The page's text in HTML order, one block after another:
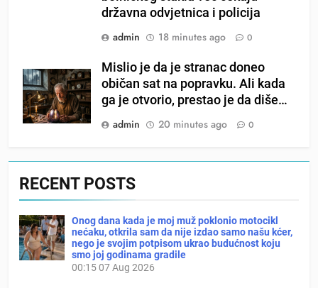
državna odvjetnica i policija
admin
18 minutes ago 0
Mislio je da je stranac doneo
običan sat na popravku. Ali kada
ga je otvorio, prestao je da diše…
admin
20 minutes ago 0
RECENT POSTS
Onog dana kada je moj muž poklonio motocikl
nećaku, otkrila sam da nije izdao samo našu kćer,
nego je svojim potpisom ukrao budućnost koju
smo joj godinama gradile
00:1507 Aug 2026